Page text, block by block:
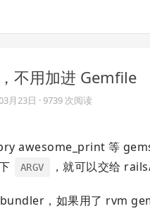
不用加进 Gemfile
月23日 · 9739 次阅读
awesome_print 等
ARGV ，就可以交给
bundler，如果用了 rvm